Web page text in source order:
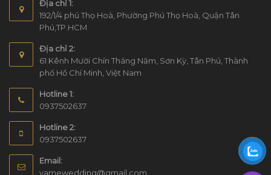
Địa chỉ 1:
192/1/4 phú Thọ Hoà, Phường Phú Thọ Hoà, Quận Tân
Phú,TP.HCM
Địa chỉ 2:
61 Kênh Mười Chín Tháng Năm, Sơn Kỳ, Tân Phú, Thành
phố Hồ Chí Minh, Việt Nam
Hotline 1:
0937502637
Hotline 2:
0937502637
Email:
yamewedding@gmail.com